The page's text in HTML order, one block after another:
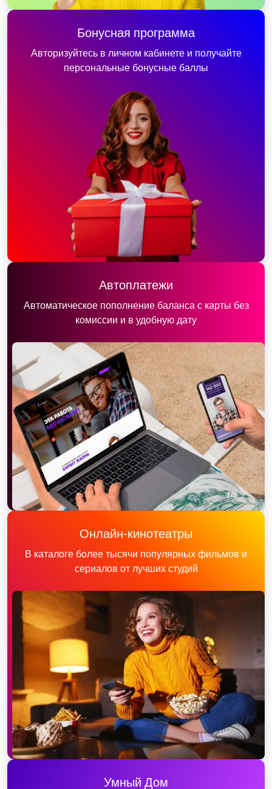
Бонусная программа
Авторизуйтесь в личном кабинете и получайте
персональные бонусные баллы
Автоплатежи
Автоматическое пополнение баланса с карты без
комиссии и в удобную дату
Онлайн-кинотеатры
В каталоге более тысячи популярных фильмов и
сериалов от лучших студий
Умный Дом